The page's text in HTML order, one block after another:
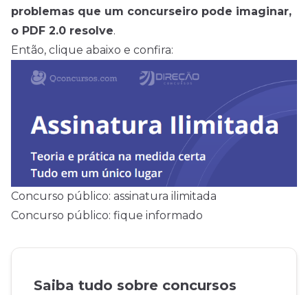
problemas que um concurseiro pode imaginar,
o PDF 2.0 resolve.
Então, clique abaixo e confira:
Concurso público: assinatura ilimitada
Concurso público: fique informado
Saiba tudo sobre concursos